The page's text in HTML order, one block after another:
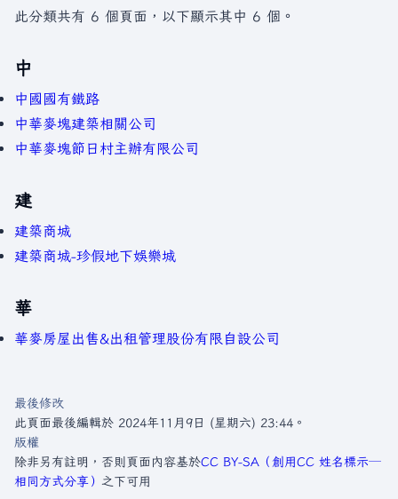
此分類共有 6 個頁面，以下顯示其中 6 個。
中
中國國有鐵路
中華麥塊建築相關公司
中華麥塊節日村主辦有限公司
建
建築商城
建築商城-珍假地下娛樂城
華
華麥房屋出售&出租管理股份有限自設公司
最後修改
此頁面最後編輯於 2024年11月9日 (星期六) 23:44。
版權
除非另有註明，否則頁面內容基於CC BY-SA（創用CC 姓名標示─
相同方式分享） 之下可用